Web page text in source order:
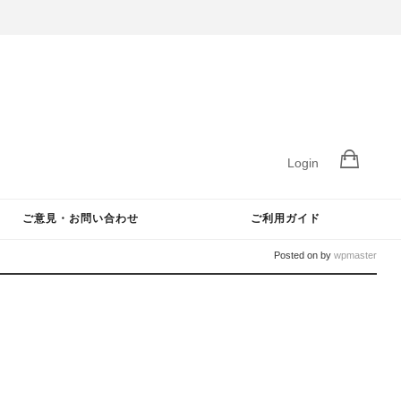
Login
ご意見・お問い合わせ ご利用ガイド
Posted on bywpmaster